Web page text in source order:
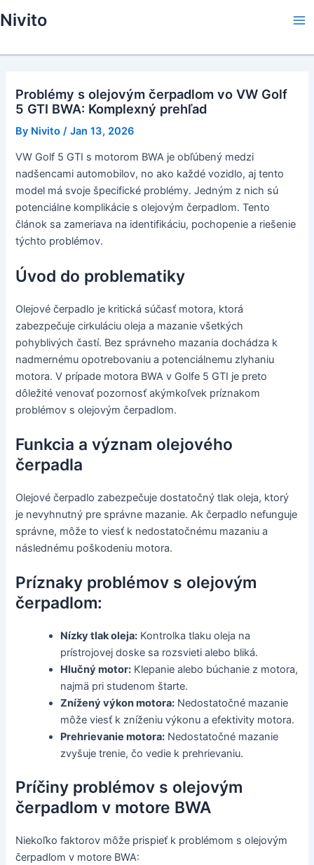
to
Nivito
Problémy s olejovým čerpadlom vo VW Golf
5 GTI BWA: Komplexný prehľad
By Nivito /Jan 13, 2026
VW Golf 5 GTI s motorom BWA je obľúbený medzi
nadšencami automobilov, no ako každé vozidlo, aj tento
model má svoje špecifické problémy. Jedným z nich sú
potenciálne komplikácie s olejovým čerpadlom. Tento
článok sa zameriava na identifikáciu, pochopenie a riešenie
týchto problémov.
Úvod do problematiky
Olejové čerpadlo je kritická súčasť motora, ktorá
zabezpečuje cirkuláciu oleja a mazanie všetkých
pohyblivých častí. Bez správneho mazania dochádza k
nadmernému opotrebovaniu a potenciálnemu zlyhaniu
motora. V prípade motora BWA v Golfe 5 GTI je preto
dôležité venovať pozornosť akýmkoľvek príznakom
problémov s olejovým čerpadlom.
Funkcia a význam olejového
čerpadla
Olejové čerpadlo zabezpečuje dostatočný tlak oleja, ktorý
je nevyhnutný pre správne mazanie. Ak čerpadlo nefunguje
správne, môže to viesť k nedostatočnému mazaniu a
následnému poškodeniu motora.
Príznaky problémov s olejovým
čerpadlom:
Nízky tlak oleja: Kontrolka tlaku oleja na
prístrojovej doske sa rozsvieti alebo bliká.
Hlučný motor: Klepanie alebo búchanie z motora,
najmä pri studenom štarte.
Znížený výkon motora: Nedostatočné mazanie
môže viesť k zníženiu výkonu a efektivity motora.
Prehrievanie motora: Nedostatočné mazanie
zvyšuje trenie, čo vedie k prehrievaniu.
Príčiny problémov s olejovým
čerpadlom v motore BWA
Niekoľko faktorov môže prispieť k problémom s olejovým
čerpadlom v motore BWA: